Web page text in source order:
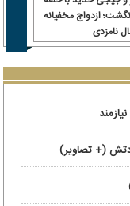
ازدواج مخفیانه
(+ تصاویر)